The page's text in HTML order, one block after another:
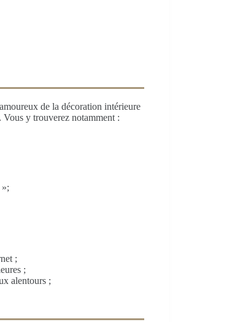
de la décoration intérieure
Vous y trouverez notamment :
;
;
alentours ;